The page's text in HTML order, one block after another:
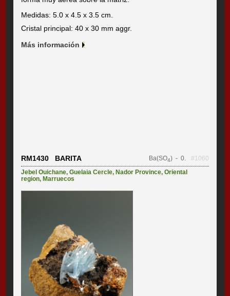
Medidas: 5.0 x 4.5 x 3.5 cm.
Cristal principal: 40 x 30 mm aggr.
Más información
RM1430 BARITA Ba(SO4)- 0.
#1060
Jebel Ouichane,Guelaia Cercle, Nador Province,Oriental
region, Marruecos